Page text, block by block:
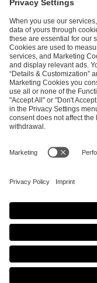
andPrivacy Policy
SEND MESSAGE
CAREER MEDIA
Imprint Privacy
Copyright Policy
Modern Slavery